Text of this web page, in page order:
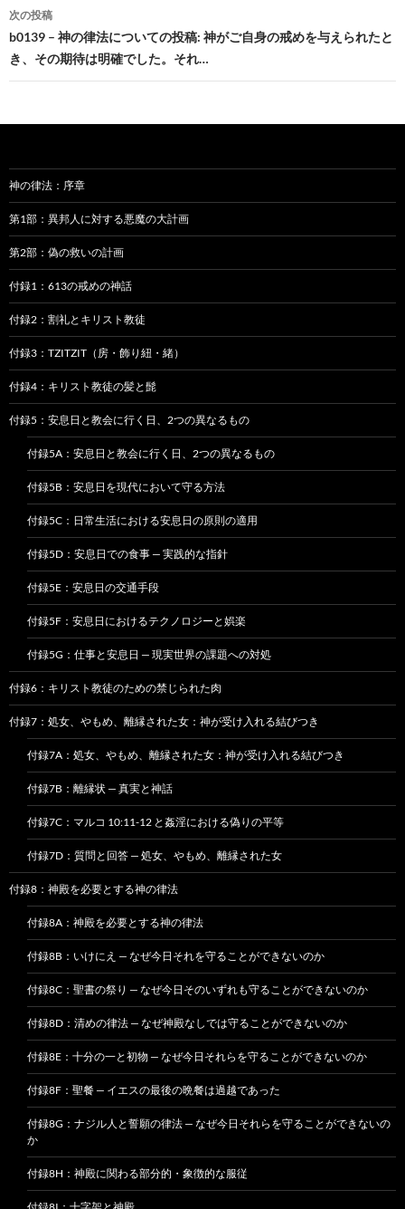
ビ
ゲ
ー
ン
次の投稿
b0139 – 神の律法についての投稿: 神がご自身の戒めを与えられたと
き、その期待は明確でした。それ…
神の律法：序章
第1部：異邦人に対する悪魔の大計画
第2部：偽の救いの計画
付録1：613の戒めの神話
付録2：割礼とキリスト教徒
付録3：TZITZIT（房・飾り紐・緒）
付録4：キリスト教徒の髪と髭
付録5：安息日と教会に行く日、2つの異なるもの
付録5A：安息日と教会に行く日、2つの異なるもの
付録5B：安息日を現代において守る方法
付録5C：日常生活における安息日の原則の適用
付録5D：安息日での食事 — 実践的な指針
付録5E：安息日の交通手段
付録5F：安息日におけるテクノロジーと娯楽
付録5G：仕事と安息日 — 現実世界の課題への対処
付録6：キリスト教徒のための禁じられた肉
付録7：処女、やもめ、離縁された女：神が受け入れる結びつき
付録7A：処女、やもめ、離縁された女：神が受け入れる結びつき
付録7B：離縁状 — 真実と神話
付録7C：マルコ 10:11-12 と姦淫における偽りの平等
付録7D：質問と回答 — 処女、やもめ、離縁された女
付録8：神殿を必要とする神の律法
付録8A：神殿を必要とする神の律法
付録8B：いけにえ — なぜ今日それを守ることができないのか
付録8C：聖書の祭り — なぜ今日そのいずれも守ることができないのか
付録8D：清めの律法 — なぜ神殿なしでは守ることができないのか
付録8E：十分の一と初物 — なぜ今日それらを守ることができないのか
付録8F：聖餐 — イエスの最後の晩餐は過越であった
付録8G：ナジル人と誓願の律法 — なぜ今日それらを守ることができないの
か
付録8H：神殿に関わる部分的・象徴的な服従